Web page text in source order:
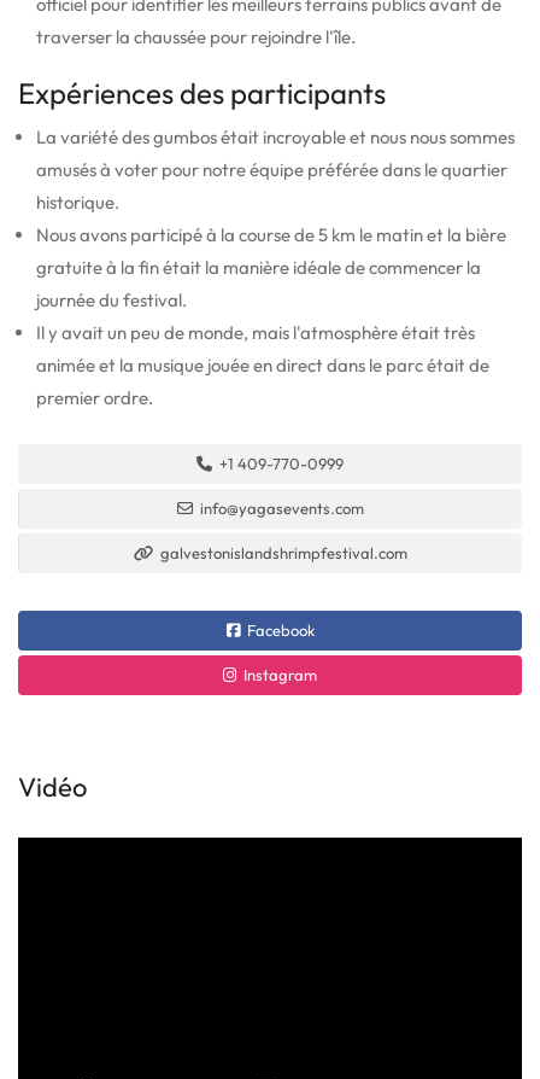
traverser la chaussée pour rejoindre l'île.
Expériences des participants
La variété des gumbos était incroyable et nous nous sommes
amusés à voter pour notre équipe préférée dans le quartier
historique.
Nous avons participé à la course de 5 km le matin et la bière
gratuite à la fin était la manière idéale de commencer la
journée du festival.
Il y avait un peu de monde, mais l'atmosphère était très
animée et la musique jouée en direct dans le parc était de
premier ordre.
+1 409-770-0999
info@yagasevents.com
galvestonislandshrimpfestival.com
Facebook
Instagram
Vidéo